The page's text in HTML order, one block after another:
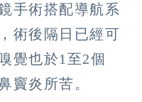
手術搭配導航系
術後隔日已經可
覺也於1至2個
竇炎所苦。